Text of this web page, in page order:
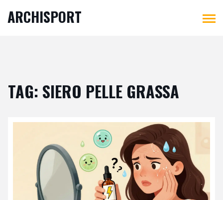
ARCHISPORT
TAG: SIERO PELLE GRASSA